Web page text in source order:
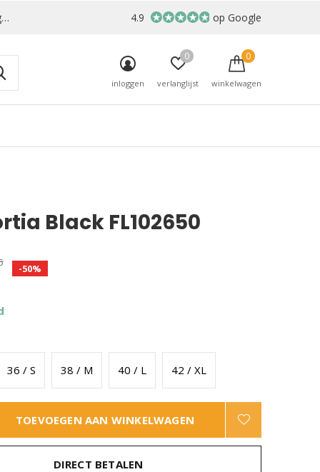
inloggen verlanglijst
0
winkelwagen
0
4.9 op Google
Black FL102650
-50%
36 / S 38 / M 40 / L 42 / XL
TOEVOEGEN AAN WINKELWAGEN
DIRECT BETALEN